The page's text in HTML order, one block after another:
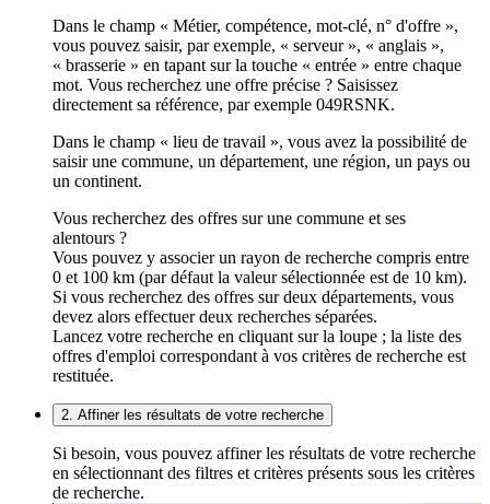
Dans le champ « Métier, compétence, mot-clé, n° d'offre »,
vous pouvez saisir, par exemple, « serveur », « anglais »,
« brasserie » en tapant sur la touche « entrée » entre chaque
mot. Vous recherchez une offre précise ? Saisissez
directement sa référence, par exemple 049RSNK.
Dans le champ « lieu de travail », vous avez la possibilité de
saisir une commune, un département, une région, un pays ou
un continent.
Vous recherchez des offres sur une commune et ses
alentours ?
Vous pouvez y associer un rayon de recherche compris entre
0 et 100 km (par défaut la valeur sélectionnée est de 10 km).
Si vous recherchez des offres sur deux départements, vous
devez alors effectuer deux recherches séparées.
Lancez votre recherche en cliquant sur la loupe ; la liste des
offres d'emploi correspondant à vos critères de recherche est
restituée.
2. Affiner les résultats de votre recherche
Si besoin, vous pouvez affiner les résultats de votre recherche
en sélectionnant des filtres et critères présents sous les critères
de recherche.